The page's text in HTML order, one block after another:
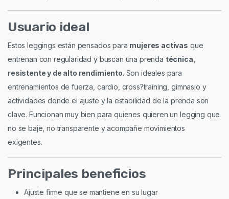
Usuario ideal
Estos leggings están pensados para mujeres activas que
entrenan con regularidad y buscan una prenda técnica,
resistente y de alto rendimiento. Son ideales para
entrenamientos de fuerza, cardio, cross?training, gimnasio y
actividades donde el ajuste y la estabilidad de la prenda son
clave. Funcionan muy bien para quienes quieren un legging que
no se baje, no transparente y acompañe movimientos
exigentes.
Principales beneficios
Ajuste firme que se mantiene en su lugar